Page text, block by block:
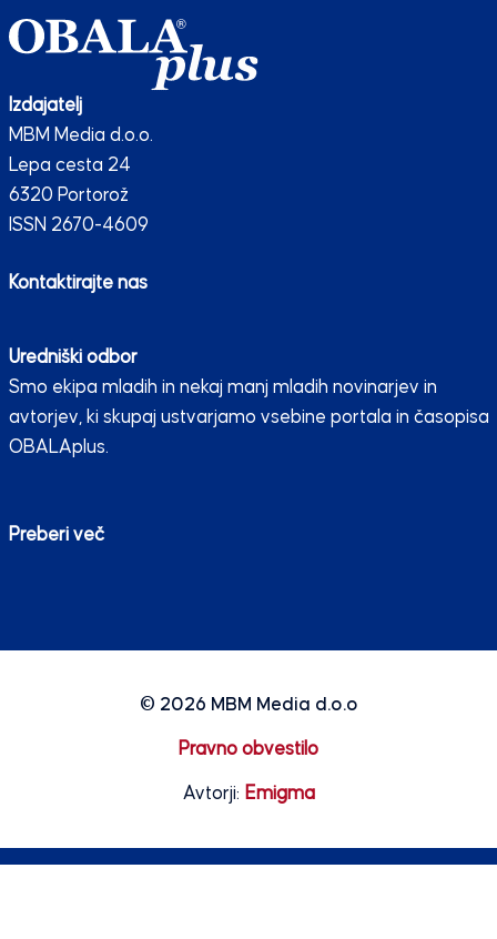
Izdajatelj
MBM Media d.o.o.
Lepa cesta 24
6320 Portorož
ISSN 2670-4609
Kontaktirajte nas
Uredniški odbor
Smo ekipa mladih in nekaj manj mladih novinarjev in
avtorjev, ki skupaj ustvarjamo vsebine portala in časopisa
OBALAplus.
Preberi več
© 2026 MBM Media d.o.o
Pravno obvestilo
Avtorji: Emigma